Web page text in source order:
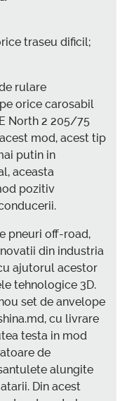
traseu dificil;
rulare
orice carosabil
North 2 205/75
mod, acest tip
putin in
aceasta
pozitiv
pneuri off-road,
din industria
ajutorul acestor
tehnologice 3D.
set de anvelope
cu livrare
testa in mod
de
alungite
Din acest